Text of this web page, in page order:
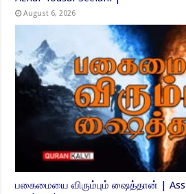
August 6, 2026
பகைமையை விரும்பும் ஷைத்தான் |